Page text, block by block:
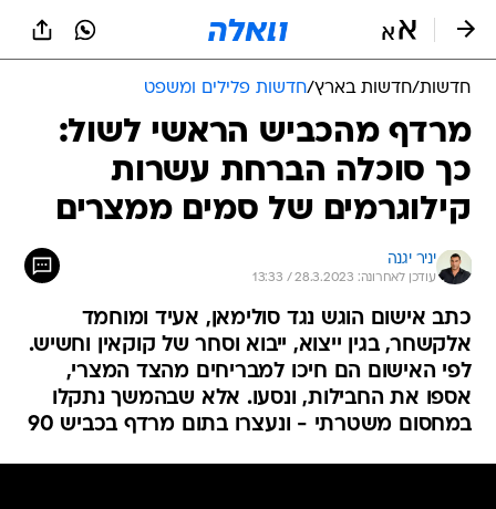
חדשות/חדשות בארץ/חדשות פלילים ומשפט
מרדף מהכביש הראשי לשול:
כך סוכלה הברחת עשרות
קילוגרמים של סמים ממצרים
יניר יגנה
עודכן לאחרונה: 28.3.2023 / 13:33
כתב אישום הוגש נגד סולימאן, אעיד ומוחמד
אלקשחר, בגין ייצוא, ייבוא וסחר של קוקאין וחשיש.
לפי האישום הם חיכו למבריחים מהצד המצרי,
אספו את החבילות, ונסעו. אלא שבהמשך נתקלו
במחסום משטרתי - ונעצרו בתום מרדף בכביש 90